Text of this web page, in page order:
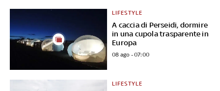
A caccia di Perseidi, dormire
in una cupola trasparente in
Europa
LIFESTYLE
08 ago - 07:00
LIFESTYLE